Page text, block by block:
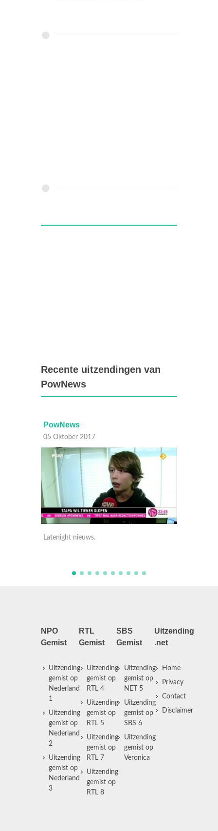
Recente uitzendingen van
PowNews
PowNews
05 Oktober 2017
NPO
Gemist
Uitzending
gemist op
Nederland
1
Uitzending
gemist op
Nederland
2
Uitzending
gemist op
Nederland
3
RTL
Gemist
Uitzending
gemist op
RTL 4
Uitzending
gemist op
RTL 5
Uitzending
gemist op
RTL 7
Uitzending
gemist op
RTL 8
SBS
Gemist
Uitzending
gemist op
NET 5
Uitzending
gemist op
SBS 6
Uitzending
gemist op
Veronica
Uitzending
.net
Home
Privacy
Contact
Disclaimer